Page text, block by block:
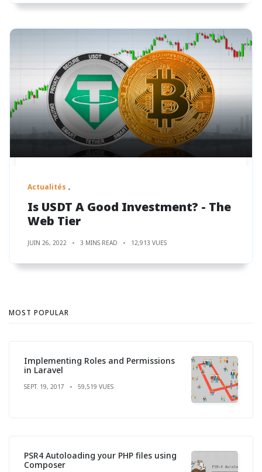
Actualités
Is USDT A Good Investment? - The
Web Tier
JUIN 26, 2022 3 MINS READ 12,913 VUES
MOST POPULAR
Implementing Roles and Permissions
in Laravel
SEPT. 19, 2017 59,519 VUES
PSR4 Autoloading your PHP files using
Composer